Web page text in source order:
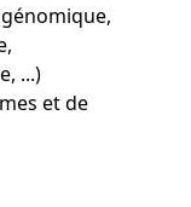
...)
et de